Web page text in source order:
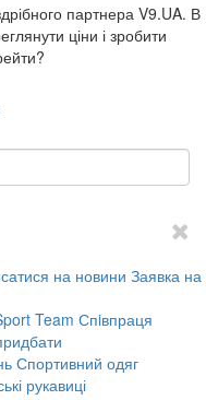
партнера V9.UA. В
ціни і зробити
на новини Заявка на
Team Спiвпраця
Спортивний одяг
рукавиці